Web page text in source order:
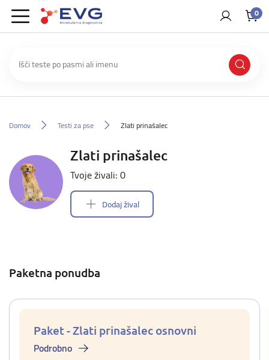
0
Domov Testi za pse Zlati prinašalec
Zlati prinašalec
Tvoje živali: 0
Dodaj žival
Paketna ponudba
Paket - Zlati prinašalec osnovni
Podrobno